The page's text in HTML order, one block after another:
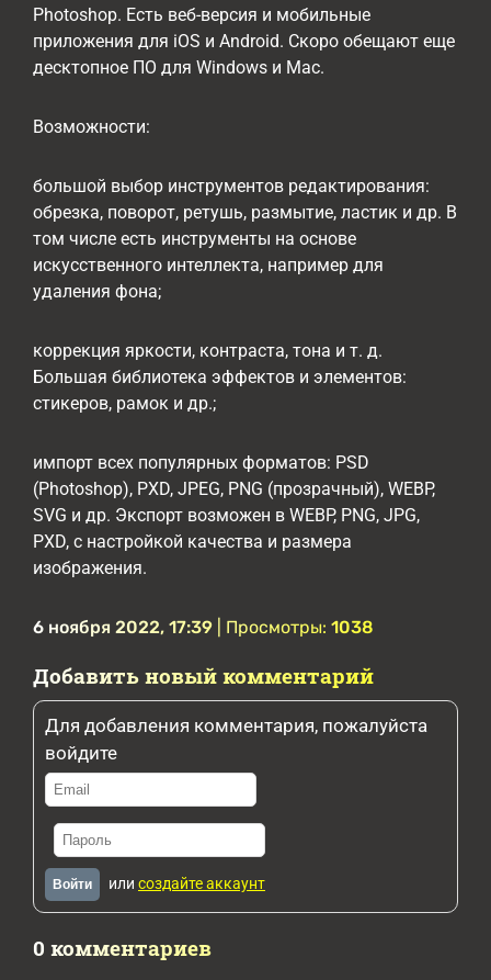
Photoshop. Есть веб-версия и мобильные
приложения для iOS и Android. Скоро обещают еще
десктопное ПО для Windows и Mac.
Возможности:
большой выбор инструментов редактирования:
обрезка, поворот, ретушь, размытие, ластик и др. В
том числе есть инструменты на основе
искусственного интеллекта, например для
удаления фона;
коррекция яркости, контраста, тона и т. д.
Большая библиотека эффектов и элементов:
стикеров, рамок и др.;
импорт всех популярных форматов: PSD
(Photoshop), PXD, JPEG, PNG (прозрачный), WEBP,
SVG и др. Экспорт возможен в WEBP, PNG, JPG,
PXD, с настройкой качества и размера
изображения.
6 ноября 2022, 17:39 | Просмотры: 1038
Добавить новый комментарий
Для добавления комментария, пожалуйста
войдите
Войти или создайте аккаунт
0 комментариев